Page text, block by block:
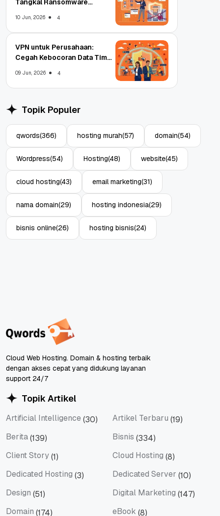
Tangkal Ransomware
10 Jun, 2026 4
VPN untuk Perusahaan:
Cegah Kebocoran Data Tim
09 Jun, 2026 4
Topik Populer
qwords(366) hosting murah(57) domain(54)
Wordpress(54) Hosting(48) website(45)
cloud hosting(43) email marketing(31)
nama domain(29) hosting indonesia(29)
bisnis online(26) hosting bisnis(24)
Cloud Web Hosting. Domain & hosting terbaik
dengan akses cepat yang didukung layanan
support 24/7
Topik Artikel
Artificial Intelligence (30) Artikel Terbaru (19)
Berita(139) Bisnis (334)
Client Story(1) Cloud Hosting (8)
Dedicated Hosting (3) Dedicated Server (10)
Design (51) Digital Marketing (147)
Domain (174) eBook (8)